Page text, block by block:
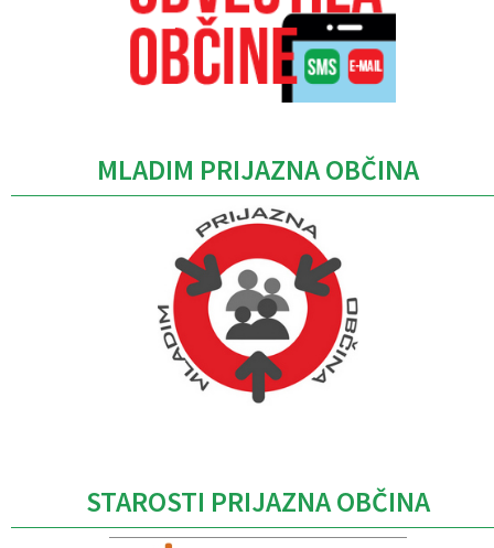
MLADIM PRIJAZNA OBČINA
STAROSTI PRIJAZNA OBČINA